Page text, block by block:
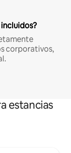
corporativos,
estancias